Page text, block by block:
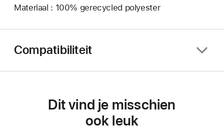
Materiaal : 100% gerecycled polyester
Compatibiliteit
Dit vind je misschien
ook leuk